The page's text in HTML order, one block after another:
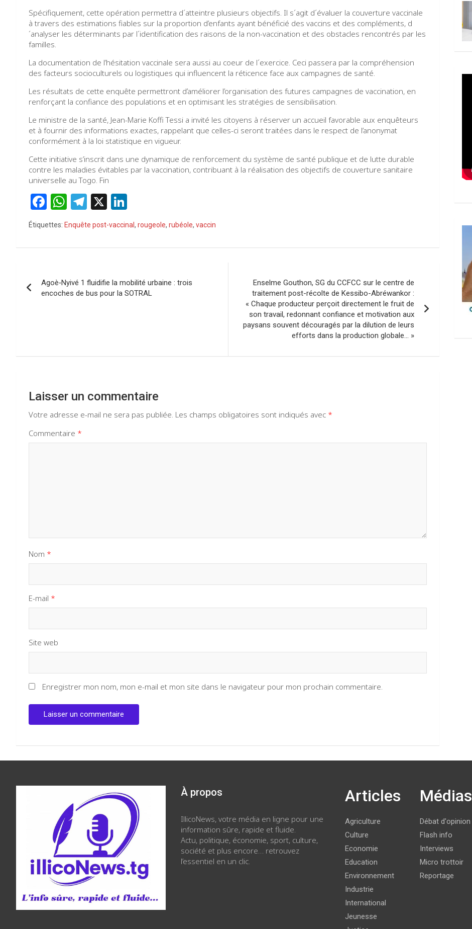
Spécifiquement, cette opération permettra d´atteintre plusieurs objectifs. Il s´agit d´évaluer la couverture vaccinale
à travers des estimations fiables sur la proportion d’enfants ayant bénéficié des vaccins et des compléments, d
´analyser les déterminants par l´identification des raisons de la non-vaccination et des obstacles rencontrés par les
familles.
La documentation de l’hésitation vaccinale sera aussi au coeur de l´exercice. Ceci passera par la compréhension
des facteurs socioculturels ou logistiques qui influencent la réticence face aux campagnes de santé.
Les résultats de cette enquête permettront d’améliorer l’organisation des futures campagnes de vaccination, en
renforçant la confiance des populations et en optimisant les stratégies de sensibilisation.
Le ministre de la santé, Jean-Marie Koffi Tessi a invité les citoyens à réserver un accueil favorable aux enquêteurs
et à fournir des informations exactes, rappelant que celles-ci seront traitées dans le respect de l’anonymat
conformément à la loi statistique en vigueur.
Cette initiative s’inscrit dans une dynamique de renforcement du système de santé publique et de lutte durable
contre les maladies évitables par la vaccination, contribuant à la réalisation des objectifs de couverture sanitaire
universelle au Togo. Fin
F
a
ce
b
o
k
W
h
at
s
p
p
T
e
gr
m
X
n
ke
dI
Étiquettes: Enquête post-vaccinal , rougeole, rubéole, vaccin
de
Agoè‑Nyivé 1 fluidifie la mobilité urbaine : trois
encoches de bus pour la SOTRAL
Enselme Gouthon, SG du CCFCC sur le centre de
traitement post-récolte de Kessibo-Abréwankor :
« Chaque producteur perçoit directement le fruit de
son travail, redonnant confiance et motivation aux
paysans souvent découragés par la dilution de leurs
efforts dans la production globale… »
Laisser un commentaire
Votre adresse e-mail ne sera pas publiée. Les champs obligatoires sont indiqués avec *
Commentaire *
Nom *
E-mail *
Site web
Enregistrer mon nom, mon e-mail et mon site dans le navigateur pour mon prochain commentaire.
À propos
IllicoNews, votre média en ligne pour une
information sûre, rapide et fluide.
Actu, politique, économie, sport, culture,
société et plus encore… retrouvez
l’essentiel en un clic.
Articles
Agriculture
Culture
Economie
Education
Environnement
Industrie
International
Jeunesse
Médias
Débat d'opinion
Flash info
Interviews
Micro trottoir
Reportage